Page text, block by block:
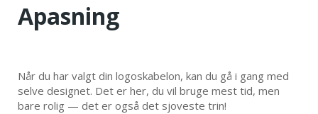
Apasning
Når du har valgt din logoskabelon, kan du gå i gang med
selve designet. Det er her, du vil bruge mest tid, men
bare rolig — det er også det sjoveste trin!